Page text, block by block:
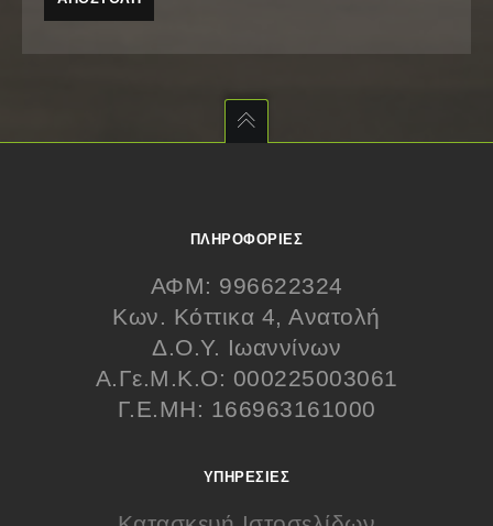
ΠΛΗΡΟΦΟΡΊΕΣ
ΑΦΜ: 996622324
Κων. Κόττικα 4, Ανατολή
Δ.Ο.Υ. Ιωαννίνων
Α.Γε.Μ.Κ.Ο: 000225003061
Γ.Ε.ΜΗ: 166963161000
ΥΠΗΡΕΣΊΕΣ